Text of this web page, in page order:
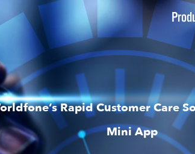
Rapid Customer Care
Mini App